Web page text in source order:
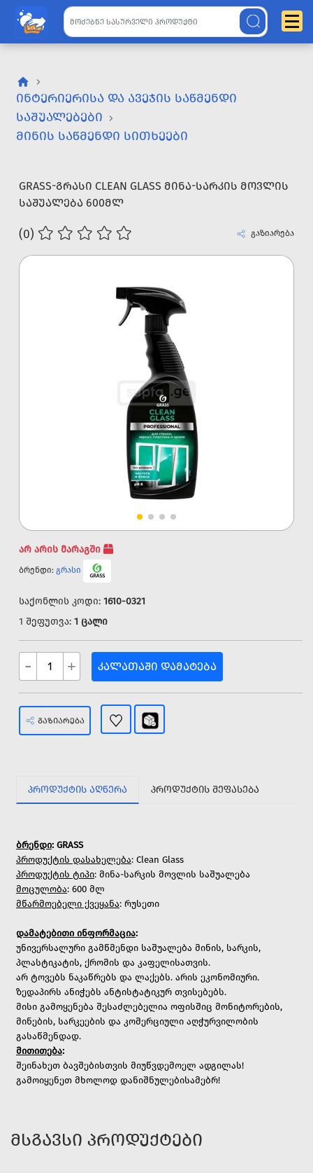
ᲘᲜᲢᲔᲠᲘᲔᲠᲘᲡᲐ ᲓᲐ ᲐᲕᲔᲯᲘᲡ ᲡᲐᲬᲛᲔᲜᲓᲘ
ᲡᲐᲨᲣᲐᲚᲔᲑᲔᲑᲘ
ᲛᲘᲜᲘᲡ ᲡᲐᲬᲛᲔᲜᲓᲘ ᲡᲘᲗᲮᲔᲔᲑᲘ
GRASS-ᲒᲠᲐᲡᲘ CLEAN GLASS ᲛᲘᲜᲐ-ᲡᲐᲠᲙᲘᲡ ᲛᲝᲕᲚᲘᲡ
ᲡᲐᲨᲣᲐᲚᲔᲑᲐ 600ᲛᲚ
(0) გაზიარება
არ არის მარაგში
ბრენდი: გრასი
საქონლის კოდი: 1610-0321
1 შეფუთვა: 1 ცალი
- + ᲙᲐᲚᲐᲗᲐᲨᲘ ᲓᲐᲛᲐᲢᲔᲑᲐ
ᲒᲐᲖᲘᲐᲠᲔᲑᲐ
ᲞᲠᲝᲓᲣᲥᲢᲘᲡ ᲐᲦᲬᲔᲠᲐ ᲞᲠᲝᲓᲣᲥᲢᲘᲡ ᲨᲔᲤᲐᲡᲔᲑᲐ
ბრენდი: GRASS
პროდუქტის დასახელება: Clean Glass
პროდუქტის ტიპი: მინა-სარკის მოვლის საშუალება
მოცულობა: 600 მლ
მწარმოებელი ქვეყანა: რუსეთი
დამატებითი ინფორმაცია:
უნივერსალური გამწმენდი საშუალება მინის, სარკის,
პლასტიკატის, ქრომის და კაფელისათვის.
არ ტოვებს ნაკაწრებს და ლაქებს. არის ეკონომიური.
ზედაპირს ანიჭებს ანტისტატიკურ თვისებებს.
მისი გამოყენება შესაძლებელია ოფისშიც მონიტორების,
მინების, სარკეების და კომერციული აღჭურვილობის
გასაწმენდად.
მითითება:
შეინახეთ ბავშებისთვის მიუწვდემოელ ადგილას!
გამოიყენეთ მხოლოდ დანიშნულებისამებრ!
ᲛᲡᲒᲐᲕᲡᲘ ᲞᲠᲝᲓᲣᲥᲢᲔᲑᲘ